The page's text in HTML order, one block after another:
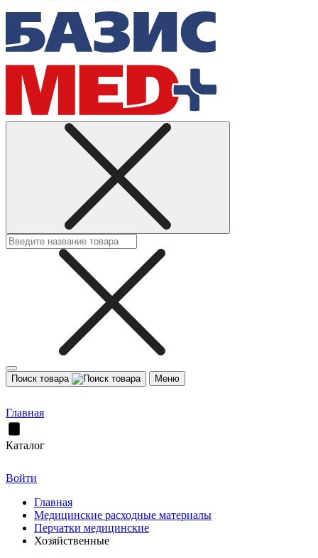
Поиск товара Меню
Главная
Каталог
Войти
Главная
Медицинские расходные материалы
Перчатки медицинские
Хозяйственные